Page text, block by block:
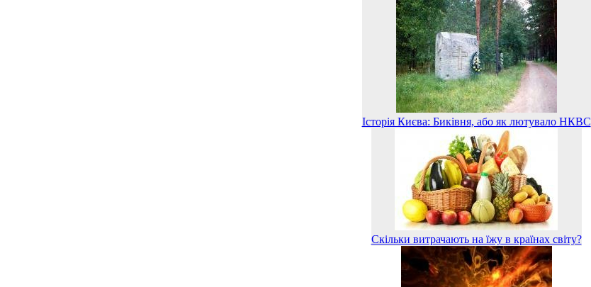
Історія Києва: Биківня, або як лютувало НКВС
Скільки витрачають на їжу в країнах світу?